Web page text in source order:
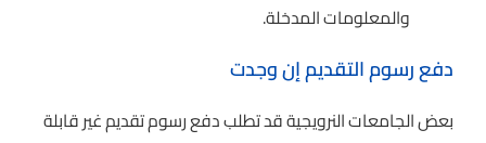
والمعلومات المدخلة.
دفع رسوم التقديم إن وجدت
بعض الجامعات النرويجية قد تطلب دفع رسوم تقديم غير قابلة